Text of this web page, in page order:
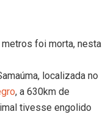
foi morta, nesta
localizada no
, a 630km de
tivesse engolido